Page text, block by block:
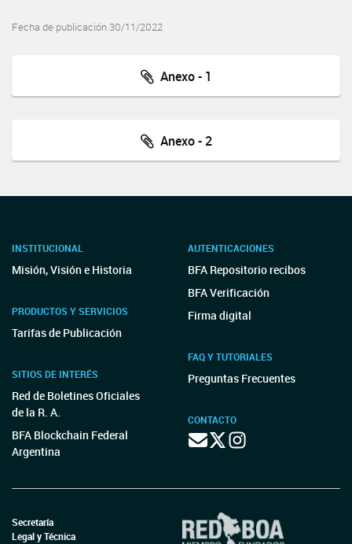
Fecha de publicación 30/11/2022
Anexo - 1
Anexo - 2
INSTITUCIONAL
Misión, Visión e Historia
PRODUCTOS Y SERVICIOS
Tarifas de Publicación
SITIOS DE INTERÉS
Red de Boletines Oficiales
de la R. A.
BFA Blockchain Federal
Argentina
AUTENTICACIONES
BFA Repositorio recibos
BFA Verificación
Firma digital
FAQ Y TUTORIALES
Preguntas Frecuentes
CONTACTO
Secretaría
Legal y Técnica